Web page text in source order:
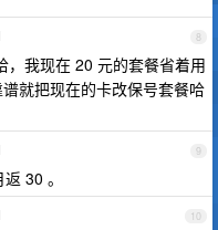
8
，我现在 20 元的套餐省着用
就把现在的卡改保号套餐哈
9
30 。
10